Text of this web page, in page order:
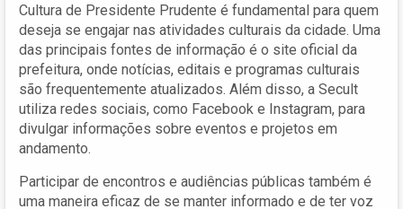
Cultura de Presidente Prudente é fundamental para quem
deseja se engajar nas atividades culturais da cidade. Uma
das principais fontes de informação é o site oficial da
prefeitura, onde notícias, editais e programas culturais
são frequentemente atualizados. Além disso, a Secult
utiliza redes sociais, como Facebook e Instagram, para
divulgar informações sobre eventos e projetos em
andamento.
Participar de encontros e audiências públicas também é
uma maneira eficaz de se manter informado e de ter voz